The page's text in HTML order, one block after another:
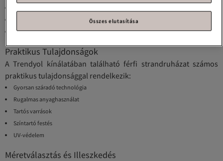
Rejtett vagy cipzáras zsebek az értéktárgyaknak
Hálós bélés a maximális kényelemért
Praktikus Tulajdonságok
A Trendyol kínálatában található férfi strandruházat számos
praktikus tulajdonsággal rendelkezik:
Gyorsan száradó technológia
Rugalmas anyaghasználat
Tartós varrások
Színtartó festés
UV-védelem
Méretválasztás és Illeszkedés
Összes elutasítása